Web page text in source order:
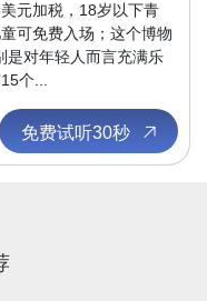
元加税，18岁以下青
可免费入场；这个博物
是对年轻人而言充满乐
个...
免费试听30秒